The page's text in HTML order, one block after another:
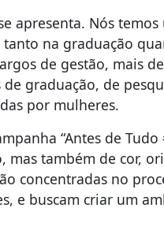
apresenta. Nós
na graduação
de gestão, mais
graduação, de
por mulheres.
“Antes de
também de cor,
concentradas no
e buscam criar um